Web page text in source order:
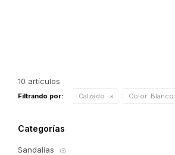
10 artículos
Filtrando por: Calzado Color: Blanco
Categorías
Sandalias (3)